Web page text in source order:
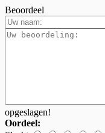
Beoordeel
opgeslagen!
Oordeel: